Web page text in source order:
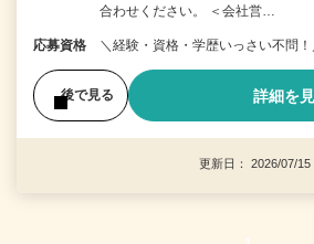
合わせください。 ＜会社営…
応募資格 ＼経験・資格・学歴いっさい不問！
後で見る 詳細を
更新日： 2026/07/